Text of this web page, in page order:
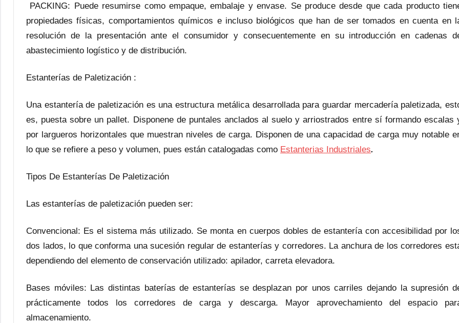
PACKING: Puede resumirse como empaque, embalaje y envase. Se produce desde que cada producto
propiedades físicas, comportamientos químicos e incluso biológicos que han de ser tomados en cuenta en
resolución de la presentación ante el consumidor y consecuentemente en su introducción en cadenas
abastecimiento logístico y de distribución.
Estanterías de Paletización :
Una estantería de paletización es una estructura metálica desarrollada para guardar mercadería paletizada,
es, puesta sobre un pallet. Disponene de puntales anclados al suelo y arriostrados entre sí formando escalas
por largueros horizontales que muestran niveles de carga. Disponen de una capacidad de carga muy notable
lo que se refiere a peso y volumen, pues están catalogadas como Estanterias Industriales.
Tipos De Estanterías De Paletización
Las estanterías de paletización pueden ser:
Convencional: Es el sistema más utilizado. Se monta en cuerpos dobles de estantería con accesibilidad por
dos lados, lo que conforma una sucesión regular de estanterías y corredores. La anchura de los corredores
dependiendo del elemento de conservación utilizado: apilador, carreta elevadora.
Bases móviles: Las distintas baterías de estanterías se desplazan por unos carriles dejando la supresión
prácticamente todos los corredores de carga y descarga. Mayor aprovechamiento del espacio
almacenamiento.